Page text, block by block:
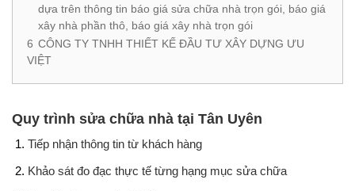
dựa trên thông tin báo giá sửa chữa nhà trọn gói, báo giá
xây nhà phần thô, báo giá xây nhà trọn gói
6 CÔNG TY TNHH THIẾT KẾ ĐẦU TƯ XÂY DỰNG ƯU
VIỆT
Quy trình sửa chữa nhà tại Tân Uyên
Tiếp nhận thông tin từ khách hàng
Khảo sát đo đạc thực tế từng hạng mục sửa chữa